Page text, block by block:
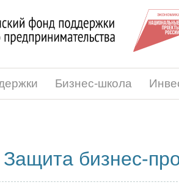
Бизнес-школа
бизнес-